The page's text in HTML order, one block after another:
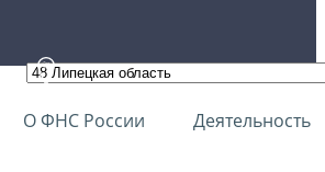
О ФНС России Деятельность